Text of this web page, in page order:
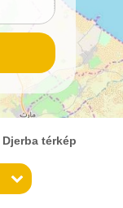
Djerba térkép